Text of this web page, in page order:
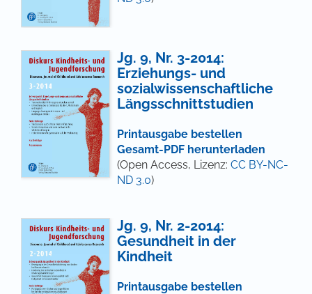
Jg. 9, Nr. 3-2014:
Erziehungs- und
sozialwissenschaftliche
Längsschnittstudien
Printausgabe bestellen
Gesamt-PDF herunterladen
(Open Access, Lizenz: CC BY-NC-
ND 3.0)
Jg. 9, Nr. 2-2014:
Gesundheit in der
Kindheit
Printausgabe bestellen